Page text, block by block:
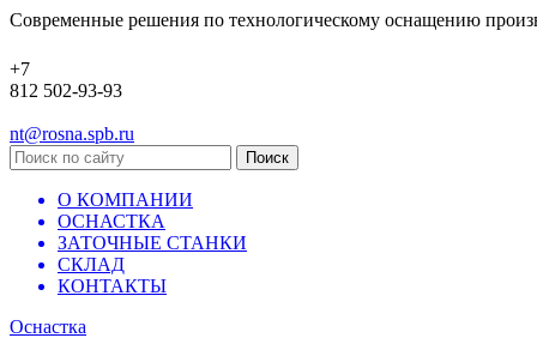
Современные решения по технологическому оснащению
+7
812 502-93-93
nt@rosna.spb.ru
О КОМПАНИИ
ОСНАСТКА
ЗАТОЧНЫЕ СТАНКИ
СКЛАД
КОНТАКТЫ
Оснастка